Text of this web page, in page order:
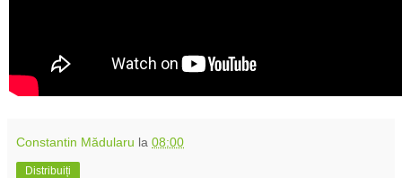
Constantin Mădularu la 08:00
Distribuiți